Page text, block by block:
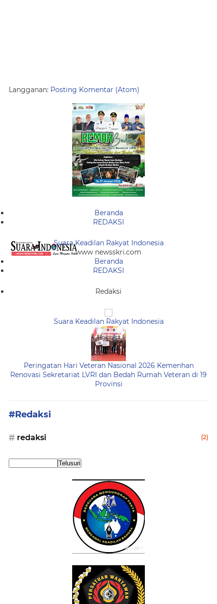
Langganan: Posting Komentar (Atom)
Beranda
REDAKSI
Suara Keadilan Rakyat Indonesia
www newsskri.com
Beranda
REDAKSI
Redaksi
Suara Keadilan Rakyat Indonesia
Peringatan Hari Veteran Nasional 2026 Kemenhan
Renovasi Sekretariat LVRI dan Bedah Rumah Veteran di 19
Provinsi
#Redaksi
redaksi (2)